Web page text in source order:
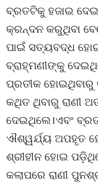
ବ୍ରତଟିକୁ ହଜାଇ
କ୍ରନ୍ଦନ କରୁଥିବା
ପାଇଁ ସତ୍ୟବଦ୍ଧ
ବ୍ରାହ୍ମଣୀଙ୍କୁ
ପ୍ରତୀକ ହୋଇଥିବାରୁ
କଥିତ ଥିବାରୁ ରାଣୀ
ଦେଇଥିଲେ।ଏବଂ
ଐଶ୍ୱର୍ଯ୍ୟ ଅପହୃତ
ଶ୍ରୀହୀନ ହୋଇ
କଲାପରେ ରାଣୀ